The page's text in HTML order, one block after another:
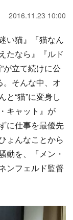
2016.11.23 10:00
い猫』『猫なん
たなら』『ルド
が立て続けに公
。そんな中、オ
“猫”に変身し
キャット』が
に仕事を最優先
ょんなことから
動を、『メン・
ンフェルド監督